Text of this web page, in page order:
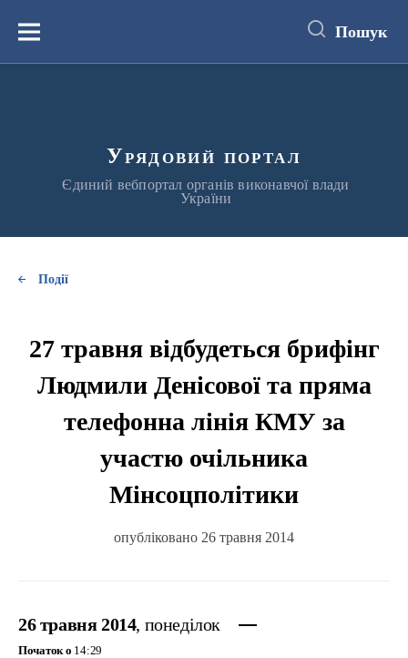
вмістуМеню Пошук
Урядовий портал
Єдиний вебпортал органів виконавчої влади
України
Події
27 травня відбудеться брифінг
Людмили Денісової та пряма
телефонна лінія КМУ за
участю очільника
Мінсоцполітики
опубліковано 26 травня 2014
26 травня 2014, понеділок
Початок о 14:29